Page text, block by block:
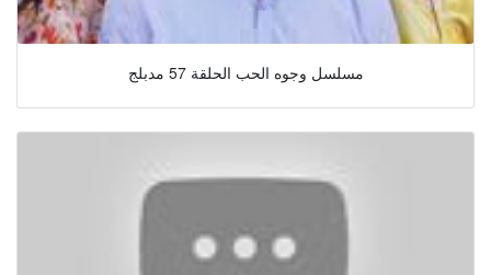
مسلسل وجوه الحب الحلقة 57 مدبلج